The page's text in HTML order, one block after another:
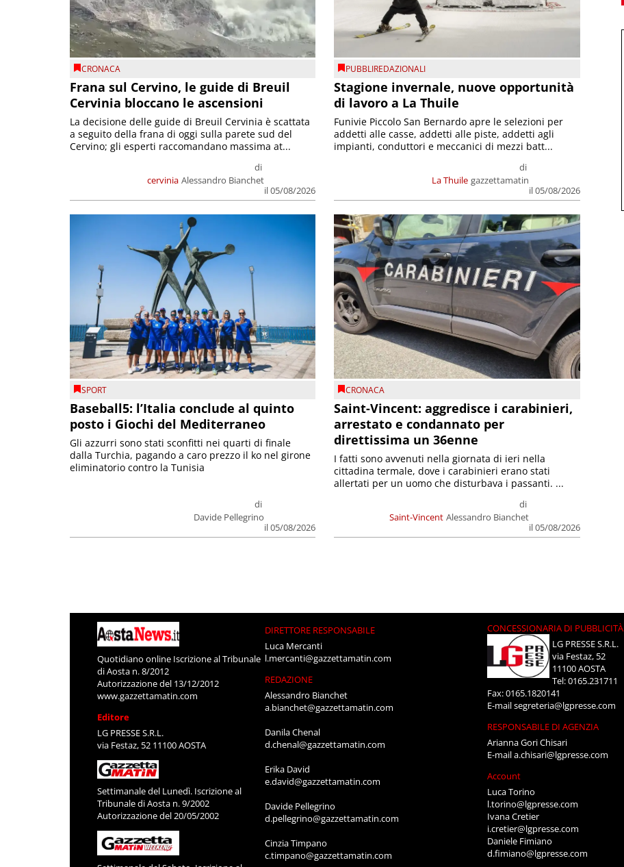
CRONACA
Frana sul Cervino, le guide di Breuil
Cervinia bloccano le ascensioni
cervinia
di
Alessandro Bianchet
il 05/08/2026
La decisione delle guide di Breuil Cervinia è scattata
a seguito della frana di oggi sulla parete sud del
Cervino; gli esperti raccomandano massima at...
PUBBLIREDAZIONALI
Stagione invernale, nuove opportunità
di lavoro a La Thuile
La Thuile
di
gazzettamatin
il 05/08/2026
Funivie Piccolo San Bernardo apre le selezioni per
addetti alle casse, addetti alle piste, addetti agli
impianti, conduttori e meccanici di mezzi batt...
SPORT
Baseball5: l’Italia conclude al quinto
posto i Giochi del Mediterraneo
di
Davide Pellegrino
il 05/08/2026
Gli azzurri sono stati sconfitti nei quarti di finale
dalla Turchia, pagando a caro prezzo il ko nel girone
eliminatorio contro la Tunisia
CRONACA
Saint-Vincent: aggredisce i carabinieri,
arrestato e condannato per
direttissima un 36enne
Saint-Vincent
di
Alessandro Bianchet
il 05/08/2026
I fatti sono avvenuti nella giornata di ieri nella
cittadina termale, dove i carabinieri erano stati
allertati per un uomo che disturbava i passanti. ...
Quotidiano online Iscrizione al Tribunale
di Aosta n. 8/2012
Autorizzazione del 13/12/2012
www.gazzettamatin.com
Editore
LG PRESSE S.R.L.
via Festaz, 52 11100 AOSTA
Settimanale del Lunedì. Iscrizione al
Tribunale di Aosta n. 9/2002
Autorizzazione del 20/05/2002
DIRETTORE RESPONSABILE
Luca Mercanti
l.mercanti@gazzettamatin.com
REDAZIONE
Alessandro Bianchet
a.bianchet@gazzettamatin.com
Danila Chenal
d.chenal@gazzettamatin.com
Erika David
e.david@gazzettamatin.com
Davide Pellegrino
d.pellegrino@gazzettamatin.com
Cinzia Timpano
c.timpano@gazzettamatin.com
CONCESSIONARIA DI PUBBLICITÀ
LG PRESSE S.R.L.
via Festaz, 52
11100 AOSTA
Tel: 0165.231711
Fax: 0165.1820141
E-mailsegreteria@lgpresse.com
RESPONSABILE DI AGENZIA
Arianna Gori Chisari
E-maila.chisari@lgpresse.com
Account
Luca Torino
l.torino@lgpresse.com
Ivana Cretier
i.cretier@lgpresse.com
Daniele Fimiano
d.fimiano@lgpresse.com